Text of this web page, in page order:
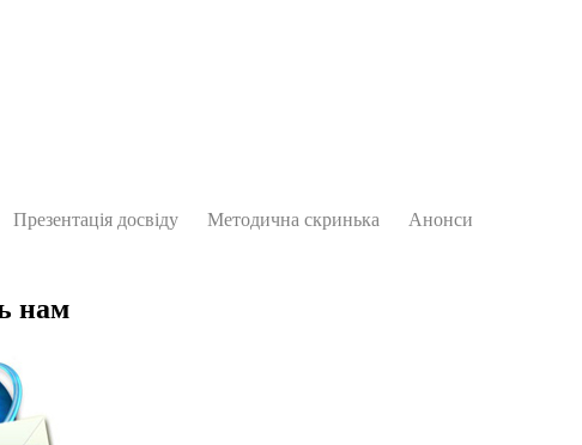
Презентація досвіду Методична скринька
Анонси
нам